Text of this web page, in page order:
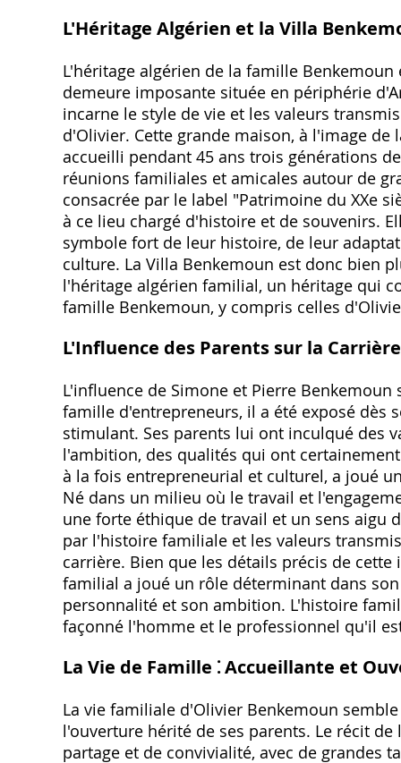
L'Héritage Algérien et la Villa
L'héritage algérien de la famille
demeure imposante située en périphérie
incarne le style de vie et les valeurs
d'Olivier. Cette grande maison, à l'image
accueilli pendant 45 ans trois générations
réunions familiales et amicales autour de
consacrée par le label "Patrimoine du XXe
à ce lieu chargé d'histoire et de souvenirs.
symbole fort de leur histoire, de leur
culture. La Villa Benkemoun est donc bien
l'héritage algérien familial, un héritage qui
famille Benkemoun, y compris celles
L'Influence des Parents sur la
L'influence de Simone et Pierre
famille d'entrepreneurs, il a été exposé dès
stimulant. Ses parents lui ont inculqué des
l'ambition, des qualités qui ont
à la fois entrepreneurial et culturel, a joué
Né dans un milieu où le travail et
une forte éthique de travail et un sens aigu
par l'histoire familiale et les valeurs
carrière. Bien que les détails précis de
familial a joué un rôle déterminant dans
personnalité et son ambition. L'histoire
façonné l'homme et le professionnel qu'il
La Vie de Famille ⁚ Accueillante et
La vie familiale d'Olivier Benkemoun
l'ouverture hérité de ses parents. Le récit
partage et de convivialité, avec de grandes